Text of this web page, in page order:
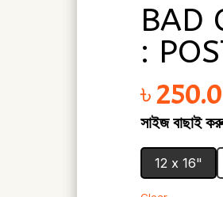
BAD
:
৳
সাইজ বাছাই
12 x 16"